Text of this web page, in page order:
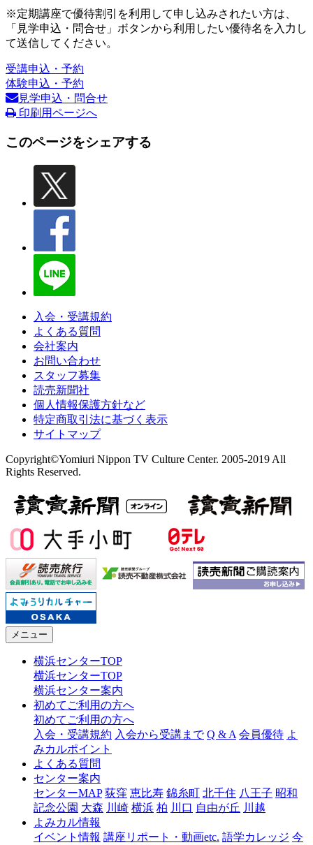
※定期講座で優待割引を利用して申し込みされたい方は、
「見学申込・問合せ」ボタンから利用したい優待名を入力し
て送信してください。
受講申込・予約
体験申込・予約
見学申込・問合せ
印刷用ページへ
このページをシェアする
入会・受講規約
よくある質問
会社案内
お問い合わせ
スタッフ募集
読売新聞社
個人情報保護方針など
特定商取引法に基づく表示
サイトマップ
Copyright©Yomiuri Nippon TV Culture Center. 2005-2019 All
Rights Reserved.
メニュー
横浜センターTOP
横浜センターTOP
横浜センター案内
初めてご利用の方へ
初めてご利用の方へ
入会・受講規約 入会から受講まで Q & A 会員優待 よ
みカルポイント
よくある質問
センター案内
センターMAP 荻窪 恵比寿 錦糸町 北千住 八王子 昭和
記念公園 大森 川崎 横浜 柏 川口 自由が丘 川越
よみカル情報
イベント情報 講座リポート・動画etc. 語学カレッジ 今